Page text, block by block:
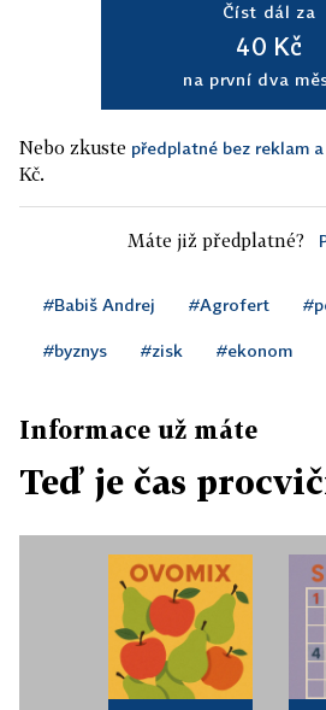
Číst dál za
40 Kč
na první dva
Nebo zkuste předplatné bez reklam
Kč.
Máte již předplatné?
#Babiš Andrej #Agrofert
#byznys #zisk #ekonom
Informace už máte
Teď je čas